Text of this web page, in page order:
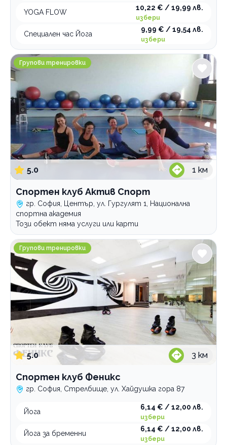
YOGA FLOW
10,22 € / 19,99 лв.
избери
Специален час Йога
9,99 € / 19,54 лв.
избери
Спортен клуб Актив Спорт
Групови тренировки
5.0 1 км
Спортен клуб Актив Спорт
гр. София, Център, ул. Гургулят 1, Национална
спортна академия
Този обект няма услуги или карти
Спортен клуб Феникс
Групови тренировки
5.0 3 км
Спортен клуб Феникс
гр. София, Стрелбище, ул. Хайдушка гора 87
Йога
6,14 € / 12,00 лв.
избери
Йога за бременни
6,14 € / 12,00 лв.
избери
Зимни спортове
Футбол